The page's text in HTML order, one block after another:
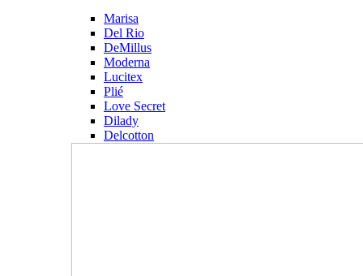
Marisa
Del Rio
DeMillus
Moderna
Lucitex
Plié
Love Secret
Dilady
Delcotton